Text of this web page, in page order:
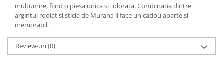
multumire, fiind o piesa unica si colorata. Combinatia dintre
argintul rodiat si sticla de Murano il face un cadou aparte si
memorabil.
Review-uri(0)